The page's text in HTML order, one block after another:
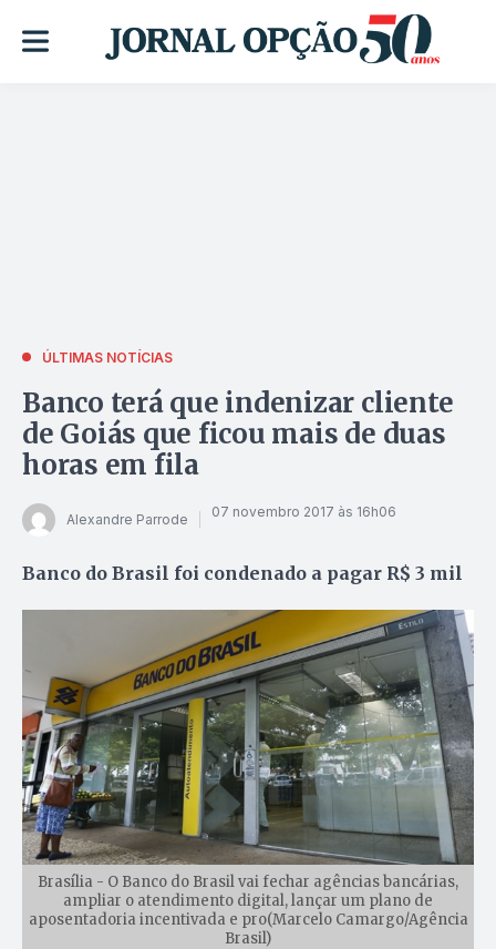
ÚLTIMAS NOTÍCIAS
Banco terá que indenizar cliente
de Goiás que ficou mais de duas
horas em fila
Alexandre Parrode 07 novembro 2017 às 16h06
Banco do Brasil foi condenado a pagar R$ 3 mil
Brasília - O Banco do Brasil vai fechar agências bancárias,
ampliar o atendimento digital, lançar um plano de
aposentadoria incentivada e pro(Marcelo Camargo/Agência
Brasil)